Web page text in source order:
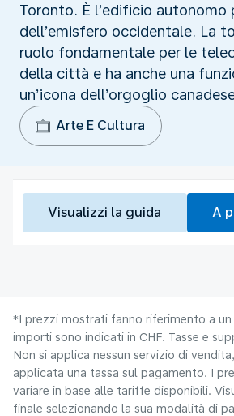
Toronto. È l’edificio autonomo
dell’emisfero occidentale. La
ruolo fondamentale per le
della città e ha anche una
un’icona dell’orgoglio
Arte E Cultura
Visualizzi la guida A
*I prezzi mostrati fanno riferimento a
importi sono indicati in CHF. Tasse e
Non si applica nessun servizio di
applicata una tassa sul pagamento. I
variare in base alle tariffe disponibili.
finale selezionando la sua modalità di